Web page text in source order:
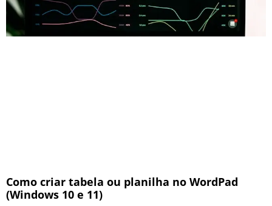
Como criar tabela ou planilha no WordPad
(Windows 10 e 11)